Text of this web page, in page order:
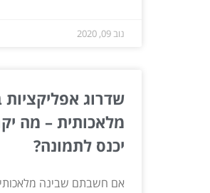
נוב 09, 2020
שדרוג אפליקציות
יכנס לתמונה?
אם חשבתם שבינה